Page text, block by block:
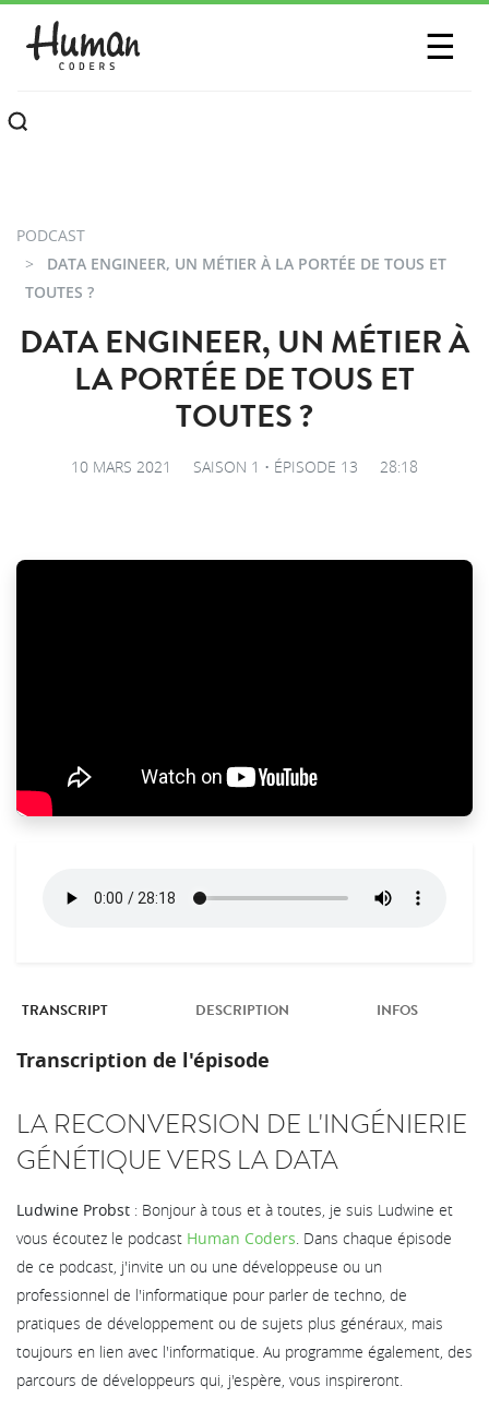
☰
PODCAST
DATA ENGINEER, UN MÉTIER À LA PORTÉE DE TOUS ET
TOUTES ?
DATA ENGINEER, UN MÉTIER À
LA PORTÉE DE TOUS ET
TOUTES ?
10 MARS 2021 SAISON 1 • ÉPISODE 13 28:18
TRANSCRIPT DESCRIPTION INFOS
Transcription de l'épisode
LA RECONVERSION DE L'INGÉNIERIE
GÉNÉTIQUE VERS LA DATA
Ludwine Probst : Bonjour à tous et à toutes, je suis Ludwine et
vous écoutez le podcast Human Coders. Dans chaque épisode
de ce podcast, j'invite un ou une développeuse ou un
professionnel de l'informatique pour parler de techno, de
pratiques de développement ou de sujets plus généraux, mais
toujours en lien avec l'informatique. Au programme également, des
parcours de développeurs qui, j'espère, vous inspireront.